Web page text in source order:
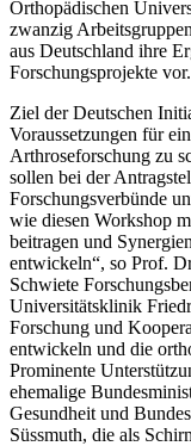
Orthopädischen
zwanzig
aus Deutschland ihre
Forschungsprojekte vor.
Ziel der Deutschen
Voraussetzungen für
Arthroseforschung zu
sollen bei der
Forschungsverbünde
wie diesen Workshop
beitragen und
entwickeln“, so Prof.
Schwiete
Universitätsklinik
Forschung und
entwickeln und die
Prominente
ehemalige
Gesundheit und
Süssmuth, die als